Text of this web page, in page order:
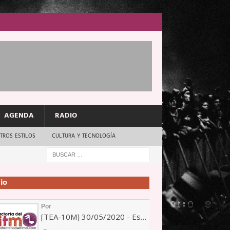
AGENDA RADIO
ESTILOS CULTURA Y TECNOLOGÍA